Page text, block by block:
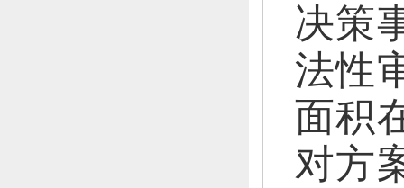
决策
法性
面积
对方